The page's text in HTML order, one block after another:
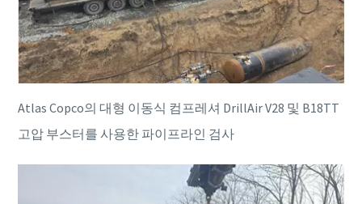
맞춤형 솔루션으로 비즈니스를 최적화해보세요.
더 보기
Atlas Copco의 대형 이동식 컴프레셔 DrillAir V28 및 B18TT
고압 부스터를 사용한 파이프라인 검사